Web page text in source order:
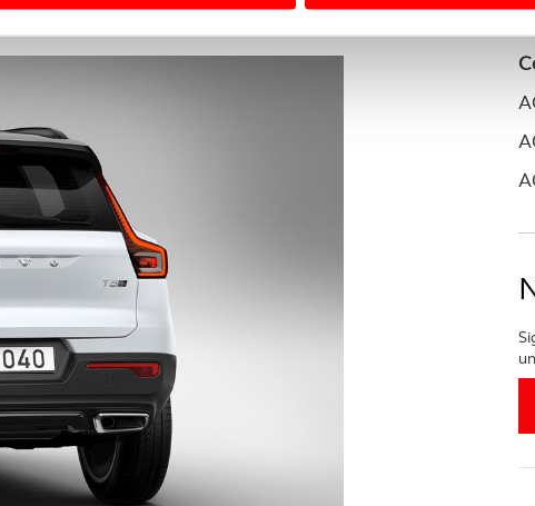
digital, personalizar conteúdos e anúncios, para lhe
para analisar dados de navegação no nosso website.
de dados pessoais serão realizadas apenas com o seu
necessário no contexto dos serviços a prestar.
e tecnologias similares pode ter impacto na sua experiência